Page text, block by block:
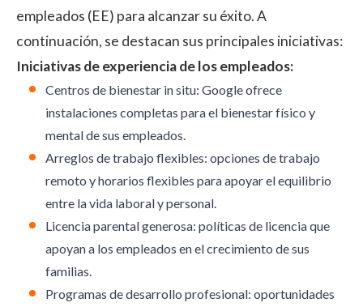
empleados (EE) para alcanzar su éxito. A
continuación, se destacan sus principales iniciativas:
Iniciativas de experiencia de los empleados:
Centros de bienestar in situ: Google ofrece
instalaciones completas para el bienestar físico y
mental de sus empleados.
Arreglos de trabajo flexibles: opciones de trabajo
remoto y horarios flexibles para apoyar el equilibrio
entre la vida laboral y personal.
Licencia parental generosa: políticas de licencia que
apoyan a los empleados en el crecimiento de sus
familias.
Programas de desarrollo profesional: oportunidades